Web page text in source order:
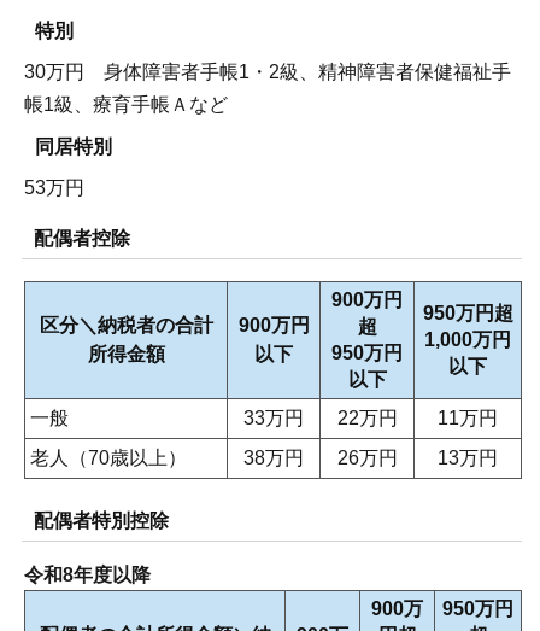
特別
30万円 身体障害者手帳1・2級、精神障害者保健福祉手
帳1級、療育手帳Ａなど
同居特別
53万円
配偶者控除
区分＼納税者の合計
所得金額
900万円
以下
900万円
超
950万円
以下
950万円超
1,000万円
以下
一般 33万円 22万円
11万円
老人（70歳以上）
38万円 26万円 13万円
配偶者特別控除
令和8年度以降
900万
950万円